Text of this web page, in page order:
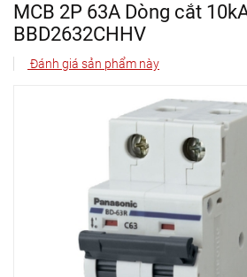
MCB 2P 63A Dòng cắt
BBD2632CHHV
Đánh giá sản phẩm này